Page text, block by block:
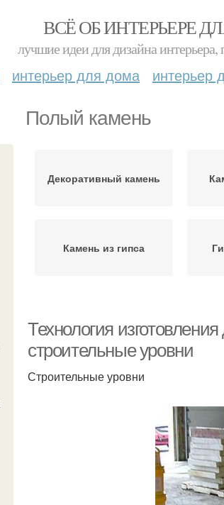
ВСЁ ОБ ИНТЕРЬЕРЕ
лучшие идеи для дизайна интерьера,
интерьер для дома интерьер
Полый камень
Декоративный камень
Камень из гипса
Технология
строительные уровни
Строительные уровни